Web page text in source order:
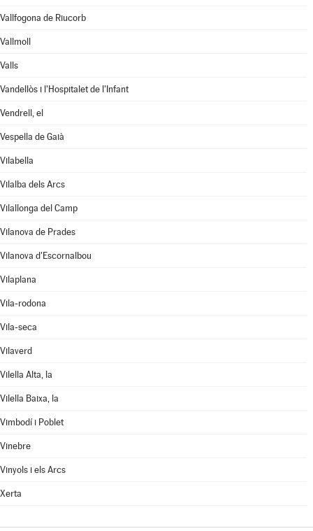
Vallfogona de Riucorb
Vallmoll
Valls
Vandellòs i l'Hospitalet de l'Infant
Vendrell, el
Vespella de Gaià
Vilabella
Vilalba dels Arcs
Vilallonga del Camp
Vilanova de Prades
Vilanova d'Escornalbou
Vilaplana
Vila-rodona
Vila-seca
Vilaverd
Vilella Alta, la
Vilella Baixa, la
Vimbodí i Poblet
Vinebre
Vinyols i els Arcs
Xerta